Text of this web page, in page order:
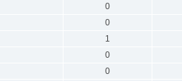
0
0
1
0
0